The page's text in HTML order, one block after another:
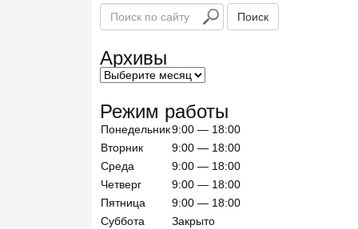
о
с
о
с
а
й
т
Поиск
Архивы
Режим работы
Понедельник9:00 — 18:00
Вторник
9:00 — 18:00
Среда
9:00 — 18:00
Четверг
9:00 — 18:00
Пятница
9:00 — 18:00
Суббота
Закрыто